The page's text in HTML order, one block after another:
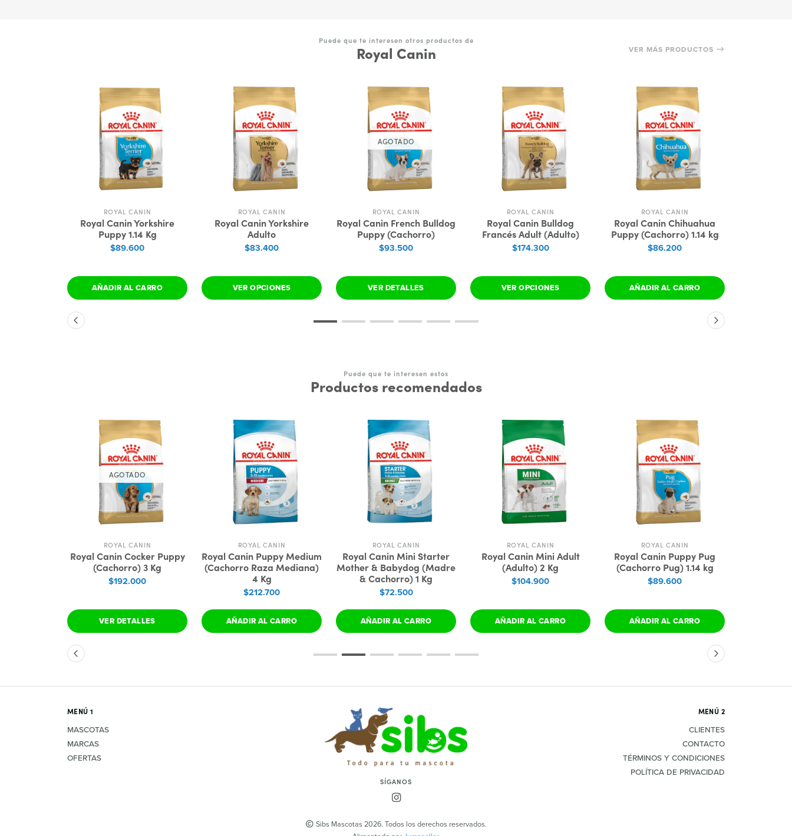
Puede que te interesen otros productos de
Royal Canin VER MÁS PRODUCTOS
ROYAL CANIN
Royal Canin Yorkshire
Puppy 1.14 Kg
$89.600
AÑADIR AL CARRO
ROYAL CANIN
Royal Canin Yorkshire
Adulto
$83.400
VER OPCIONES
AGOTADO
ROYAL CANIN
Royal Canin French Bulldog
Puppy (Cachorro)
$93.500
VER DETALLES
ROYAL CANIN
Royal Canin Bulldog
Francés Adult (Adulto)
$174.300
VER OPCIONES
ROYAL CANIN
Royal Canin Chihuahua
Puppy (Cachorro) 1.14 kg
$86.200
AÑADIR AL CARRO
Puede que te interesen estos
Productos recomendados
AGOTADO
ROYAL CANIN
Royal Canin Cocker Puppy
(Cachorro) 3 Kg
$192.000
VER DETALLES
ROYAL CANIN
Royal Canin Puppy Medium
(Cachorro Raza Mediana)
4 Kg
$212.700
AÑADIR AL CARRO
ROYAL CANIN
Royal Canin Mini Starter
Mother & Babydog (Madre
& Cachorro) 1 Kg
$72.500
AÑADIR AL CARRO
ROYAL CANIN
Royal Canin Mini Adult
(Adulto) 2 Kg
$104.900
AÑADIR AL CARRO
ROYAL CANIN
Royal Canin Puppy Pug
(Cachorro Pug) 1.14 kg
$89.600
AÑADIR AL CARRO
SÍGANOS
Sibs Mascotas 2026. Todos los derechos reservados.
MENÚ 1
MASCOTAS
MARCAS
OFERTAS
MENÚ 2
CLIENTES
CONTACTO
TÉRMINOS Y CONDICIONES
POLÍTICA DE PRIVACIDAD